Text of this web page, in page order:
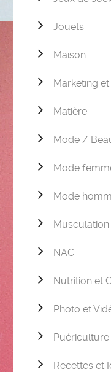
Jouets
Maison
Marketing
Matière
Mode /
Mode
Mode
Musculation
NAC
Nutrition et
Photo et
Puériculture
Recettes et